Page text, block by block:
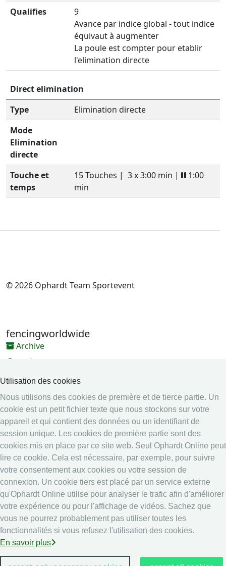
Utilisation des cookies
Nous utilisons des cookies de première et de tierce partie. Un
cookie est un petit fichier texte que nous stockons sur votre
appareil et qui contient des données ou un identifiant de
session unique. Les cookies de première partie sont des
cookies mis en place par ce site web. Seul Ophardt Online peut
lire ce cookie. Cela est nécessaire, par exemple, pour suivre
votre consentement aux cookies ou votre session de
connexion. Un cookie tiers est placé par un service externe
qu'Ophardt Online utilise pour analyser le trafic afin d'améliorer
votre expérience ou pour l'affichage de vidéos. Sachez que
vous ne pourrez probablement pas utiliser toutes les
fonctionnalités si vous refusez l'utilisation des cookies.
En savoir plus
Qualifies
9
Avance par indice global - tout indice
équivaut à augmenter
La poule est compter pour etablir
l'elimination directe
Direct elimination
Type
Elimination directe
Mode
Elimination
directe
Touche et
temps
15 Touches | 3 x 3:00 min |
1:00
min
© 2026 Ophardt Team Sportevent
fencingworldwide
Archive
Vidéos
Médias
Système en ligne
Système en ligne
Calendrier
Classement
Légal
Securité data
Imprime
other
Résultats en direct: Escrime